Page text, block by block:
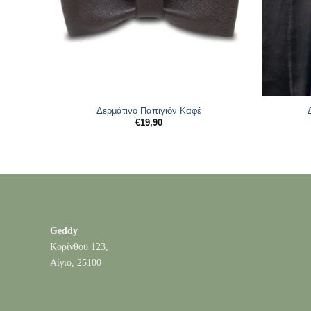
Δερμάτινο Παπιγιόν Καφέ
€19,90
Geddy
Κορίνθου 123,
Αίγιο, 25100